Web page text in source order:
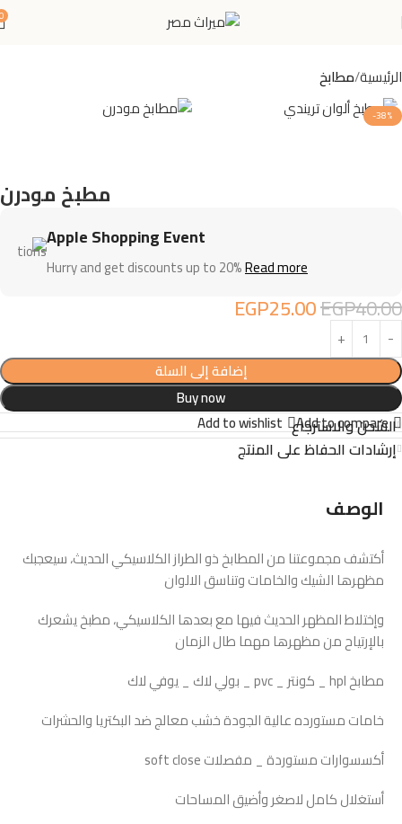
الرئيسية مطابخ
-38%
مطبخ مودرن
Apple Shopping Event
Hurry and get discounts up to 20%Read more
EGP40.00
EGP25.00
إضافة إلى السلة
Buy now
Add to compare
Add to wishlist الشحن والاسترجاع
إرشادات الحفاظ على المنتج
الوصف
أكتشف مجموعتنا من المطابخ ذو الطراز الكلاسيكي الحديث، سيعجبك
مظهرها الشيك والخامات وتناسق الالوان
وإختلاط المظهر الحديث فيها مع بعدها الكلاسيكي، مطبخ يشعرك
بالإرتياح من مظهرها مهما طال الزمان
مطابخ hpl _ كونتر _ pvc _ بولي لاك _ يوفي لاك
خامات مستورده عالية الجودة خشب معالج ضد البكتريا والحشرات
أكسسوارات مستوردة _ مفصلات soft close
أستغلال كامل لاصغر وأضيق المساحات